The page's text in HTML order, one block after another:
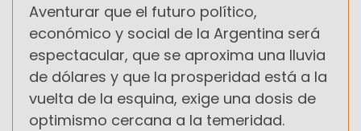
Aventurar que el futuro político,
económico y social de la Argentina será
espectacular, que se aproxima una lluvia
de dólares y que la prosperidad está a la
vuelta de la esquina, exige una dosis de
optimismo cercana a la temeridad.